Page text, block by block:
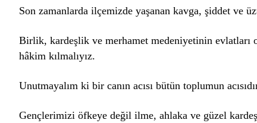
Son zamanlarda ilçemizde yaşanan kavga, şiddet ve
Birlik, kardeşlik ve merhamet medeniyetinin evlatları
hâkim kılmalıyız.
Unutmayalım ki bir canın acısı bütün toplumun
Gençlerimizi öfkeye değil ilme, ahlaka ve güzel